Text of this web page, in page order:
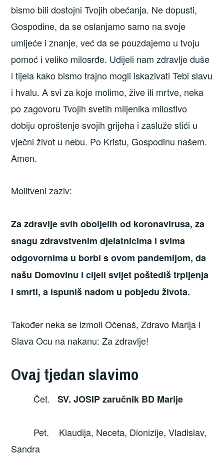
bismo bili dostojni Tvojih obećanja. Ne dopusti,
Gospodine, da se oslanjamo samo na svoje
umijeće i znanje, već da se pouzdajemo u tvoju
pomoć i veliko milosrđe. Udijeli nam zdravlje duše
i tijela kako bismo trajno mogli iskazivati Tebi slavu
i hvalu. A svi za koje molimo, žive ili mrtve, neka
po zagovoru Tvojih svetih miljenika milostivo
dobiju oproštenje svojih grijeha i zasluže stići u
vječni život u nebu. Po Kristu, Gospodinu našem.
Amen.
Molitveni zaziv:
Za zdravlje svih oboljelih od koronavirusa, za
snagu zdravstvenim djelatnicima i svima
odgovornima u borbi s ovom pandemijom, da
našu Domovinu i cijeli svijet poštediš trpljenja
i smrti, a ispuniš nadom u pobjedu života.
Također neka se izmoli Očenaš, Zdravo Marija i
Slava Ocu na nakanu: Za zdravlje!
Ovaj tjedan slavimo
Čet.SV. JOSIP zaručnik BD Marije
Pet. Klaudija, Neceta, Dionizije, Vladislav,
Sandra